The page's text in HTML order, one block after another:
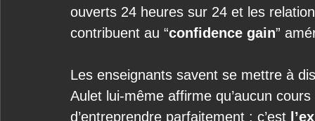
ouverts 24 heures sur 24 et les
contribuent au “confidence gain”
Les enseignants savent se mettre à
Aulet lui-même affirme qu’aucun
d’entreprendre parfaitement : c’est